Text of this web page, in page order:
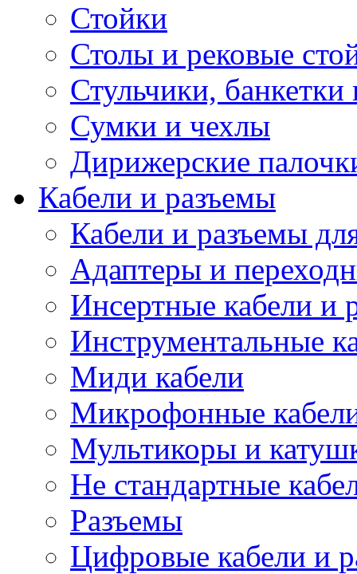
Стойки
Столы и рековые
Стульчики, банкетки
Сумки и чехлы
Дирижерские
Кабели и разъемы
Кабели и разъемы
Адаптеры и
Инсертные кабели и
Инструментальные
Миди кабели
Микрофонные
Мультикоры и
Не стандартные
Разъемы
Цифровые кабели и